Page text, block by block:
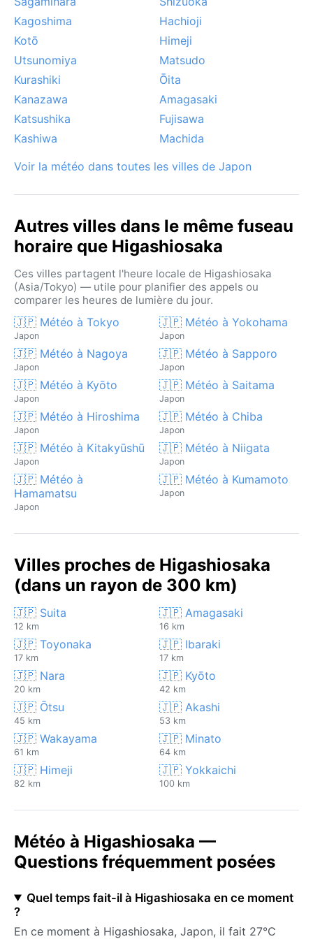
dans les jardins.
Kagoshima
Hachioji
Kotō
Himeji
Utsunomiya
Matsudo
Kurashiki
Ōita
Kanazawa
Amagasaki
Katsushika
Fujisawa
Kashiwa
Machida
Voir la météo dans toutes les villes de Japon
Autres villes dans le même fuseau
horaire que Higashiosaka
Ces villes partagent l'heure locale de Higashiosaka
(Asia/Tokyo) — utile pour planifier des appels ou
comparer les heures de lumière du jour.
🇯🇵 Météo à Tokyo
Japon
🇯🇵 Météo à Yokohama
Japon
🇯🇵 Météo à Nagoya
Japon
🇯🇵 Météo à Sapporo
Japon
🇯🇵 Météo à Kyōto
Japon
🇯🇵 Météo à Saitama
Japon
🇯🇵 Météo à Hiroshima
Japon
🇯🇵 Météo à Chiba
Japon
🇯🇵 Météo à Kitakyūshū
Japon
🇯🇵 Météo à Niigata
Japon
🇯🇵 Météo à
Hamamatsu
Japon
🇯🇵 Météo à Kumamoto
Japon
Villes proches de Higashiosaka
(dans un rayon de 300 km)
🇯🇵 Suita
12 km
🇯🇵 Amagasaki
16 km
🇯🇵 Toyonaka
17 km
🇯🇵 Ibaraki
17 km
🇯🇵 Nara
20 km
🇯🇵 Kyōto
42 km
🇯🇵 Ōtsu
45 km
🇯🇵 Akashi
53 km
🇯🇵 Wakayama
61 km
🇯🇵 Minato
64 km
🇯🇵 Himeji
82 km
🇯🇵 Yokkaichi
100 km
Météo à Higashiosaka —
Questions fréquemment posées
Quel temps fait-il à Higashiosaka en ce moment
?
En ce moment à Higashiosaka, Japon, il fait 27°C